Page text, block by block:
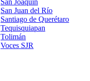
San Juan del Río
Santiago de Querétaro
Tequisquiapan
Tolimán
Voces SJR